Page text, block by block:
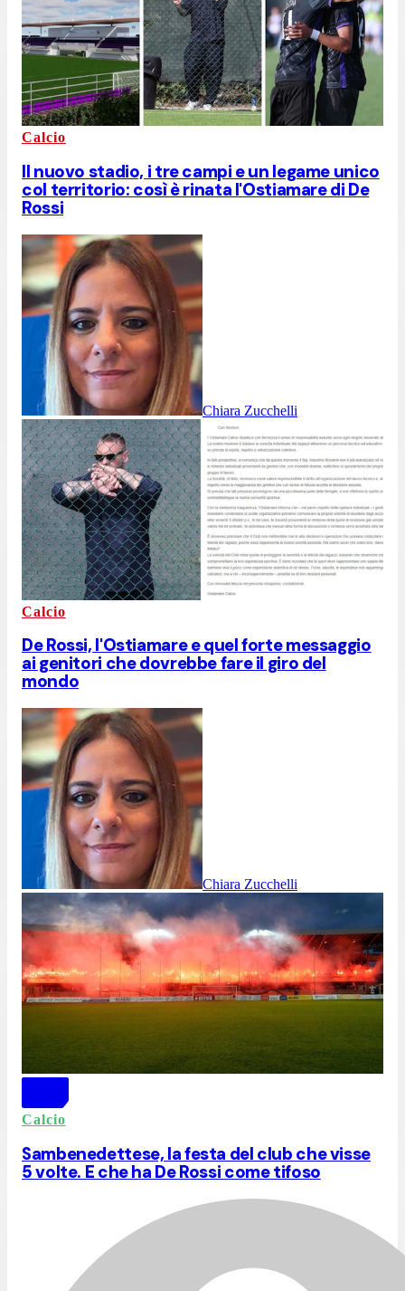
Calcio
Il nuovo stadio, i tre campi e un legame unico
col territorio: così è rinata l'Ostiamare di De
Rossi
Chiara Zucchelli
Calcio
De Rossi, l'Ostiamare e quel forte messaggio
ai genitori che dovrebbe fare il giro del
mondo
Chiara Zucchelli
Calcio
Sambenedettese, la festa del club che visse
5 volte. E che ha De Rossi come tifoso